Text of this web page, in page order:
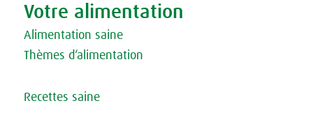
Votre alimentation
Alimentation saine
Thèmes d‘alimentation
Recettes saine